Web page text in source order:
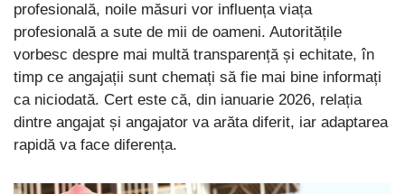
profesională, noile măsuri vor influența viața
profesională a sute de mii de oameni. Autoritățile
vorbesc despre mai multă transparență și echitate, în
timp ce angajații sunt chemați să fie mai bine informați
ca niciodată. Cert este că, din ianuarie 2026, relația
dintre angajat și angajator va arăta diferit, iar adaptarea
rapidă va face diferența.